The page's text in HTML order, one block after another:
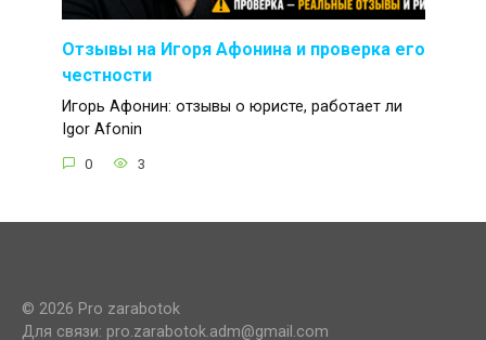
Отзывы на Игоря Афонина и проверка его
честности
Игорь Афонин: отзывы о юристе, работает ли
Igor Afonin
0 3
© 2026 Pro zarabotok
Для связи: pro.zarabotok.adm@gmail.com